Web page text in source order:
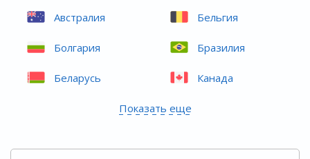
Австралия Бельгия
Болгария Бразилия
Беларусь Канада
Показать еще